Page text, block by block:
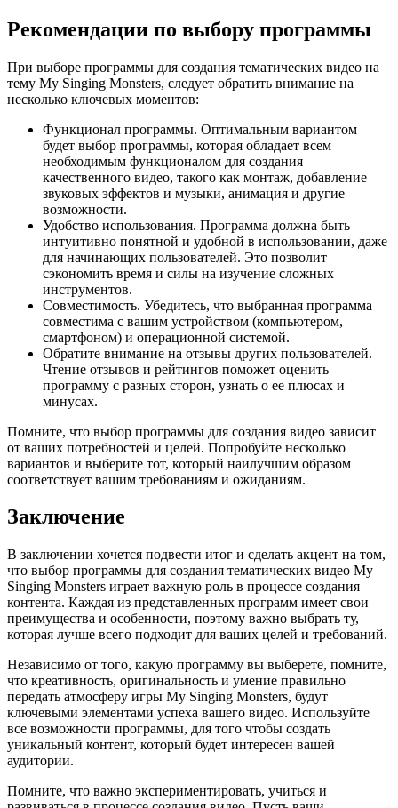
Рекомендации по выбору программы
При выборе программы для создания тематических видео на
тему My Singing Monsters, следует обратить внимание на
несколько ключевых моментов:
Функционал программы. Оптимальным вариантом
будет выбор программы, которая обладает всем
необходимым функционалом для создания
качественного видео, такого как монтаж, добавление
звуковых эффектов и музыки, анимация и другие
возможности.
Удобство использования. Программа должна быть
интуитивно понятной и удобной в использовании, даже
для начинающих пользователей. Это позволит
сэкономить время и силы на изучение сложных
инструментов.
Совместимость. Убедитесь, что выбранная программа
совместима с вашим устройством (компьютером,
смартфоном) и операционной системой.
Обратите внимание на отзывы других пользователей.
Чтение отзывов и рейтингов поможет оценить
программу с разных сторон, узнать о ее плюсах и
минусах.
Помните, что выбор программы для создания видео зависит
от ваших потребностей и целей. Попробуйте несколько
вариантов и выберите тот, который наилучшим образом
соответствует вашим требованиям и ожиданиям.
Заключение
В заключении хочется подвести итог и сделать акцент на том,
что выбор программы для создания тематических видео My
Singing Monsters играет важную роль в процессе создания
контента. Каждая из представленных программ имеет свои
преимущества и особенности, поэтому важно выбрать ту,
которая лучше всего подходит для ваших целей и требований.
Независимо от того, какую программу вы выберете, помните,
что креативность, оригинальность и умение правильно
передать атмосферу игры My Singing Monsters, будут
ключевыми элементами успеха вашего видео. Используйте
все возможности программы, для того чтобы создать
уникальный контент, который будет интересен вашей
аудитории.
Помните, что важно экспериментировать, учиться и